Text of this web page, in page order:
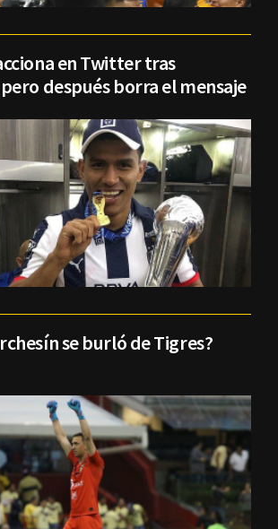
en Twitter tras
después borra el mensaje
se burló de Tigres?